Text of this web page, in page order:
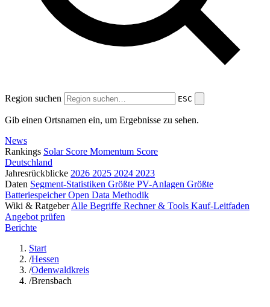
Region suchen ESC
Gib einen Ortsnamen ein, um Ergebnisse zu sehen.
News
Rankings Solar Score Momentum Score
Deutschland
Jahresrückblicke 2026 2025 2024 2023
Daten Segment-Statistiken Größte PV-Anlagen Größte
BatteriespeicherOpen Data Methodik
Wiki & Ratgeber Alle Begriffe Rechner & Tools Kauf-Leitfaden
Angebot prüfen
Berichte
Start
/Hessen
/Odenwaldkreis
/Brensbach